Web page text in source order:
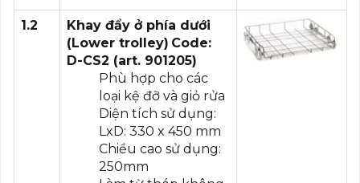
1.2
Khay đẩy ở phía dưới
(Lower trolley) Code:
D-CS2 (art. 901205)
Phù hợp cho các
loại kệ đỡ và giỏ rửa
Diện tích sử dụng:
LxD: 330 x 450 mm
Chiều cao sử dụng:
250mm